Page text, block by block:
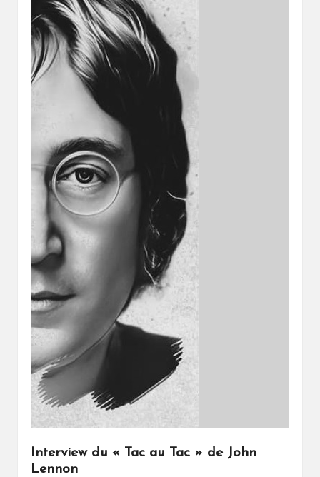
Interview du « Tac au Tac » de John
Lennon